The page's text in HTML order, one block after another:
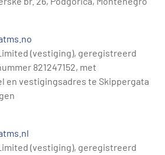
(vestiging), geregistreerd
821247152, met
en vestigingsadres te Skippergata
(vestiging), geregistreerd